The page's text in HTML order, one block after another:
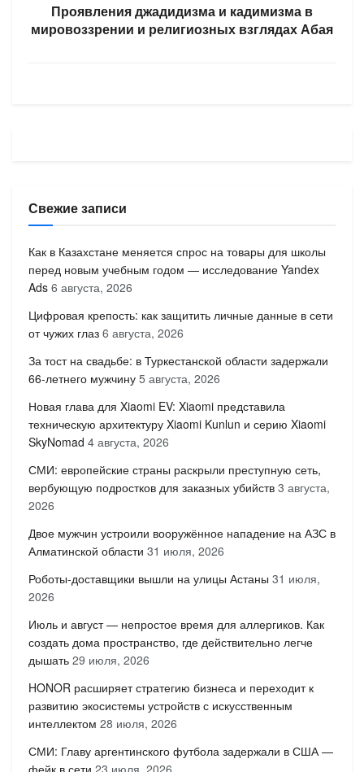
Проявления джадидизма и кадимизма в
мировоззрении и религиозных взглядах Абая
Свежие записи
Как в Казахстане меняется спрос на товары для школы
перед новым учебным годом — исследование Yandex
Ads 6 августа, 2026
Цифровая крепость: как защитить личные данные в сети
от чужих глаз 6 августа, 2026
За тост на свадьбе: в Туркестанской области задержали
66-летнего мужчину 5 августа, 2026
Новая глава для Xiaomi EV: Xiaomi представила
техническую архитектуру Xiaomi Kunlun и серию Xiaomi
SkyNomad 4 августа, 2026
СМИ: европейские страны раскрыли преступную сеть,
вербующую подростков для заказных убийств 3 августа,
2026
Двое мужчин устроили вооружённое нападение на АЗС в
Алматинской области 31 июля, 2026
Роботы-доставщики вышли на улицы Астаны 31 июля,
2026
Июль и август — непростое время для аллергиков. Как
создать дома пространство, где действительно легче
дышать 29 июля, 2026
HONOR расширяет стратегию бизнеса и переходит к
развитию экосистемы устройств с искусственным
интеллектом 28 июля, 2026
СМИ: Главу аргентинского футбола задержали в США —
фейк в сети 23 июля, 2026